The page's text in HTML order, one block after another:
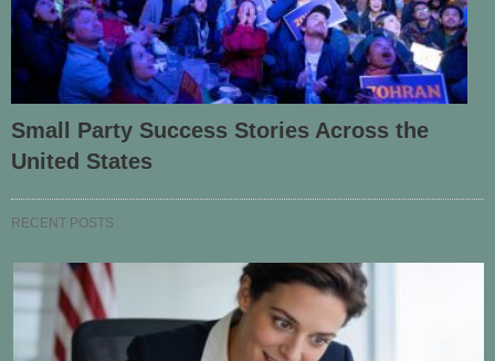
Small Party Success Stories Across the
United States
RECENT POSTS